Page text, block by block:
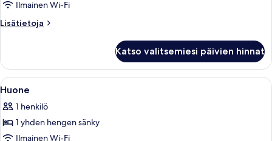
Ilmainen Wi-Fi
Lisätietoja
Lisätietoja
Katso valitsemiesi päivien hinnat
Avaa
kaikki
huonetyypin
Huone
Hotellihuone, jossa on sänky,
4
Huone
1 henkilö
1 yhden hengen sänky
Ilmainen Wi-Fi